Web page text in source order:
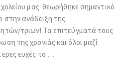
μας θεωρήθηκε σημαντικό
στην ανάδειξη της
τριων! Τα επιτεύγματά τους
της χρονιάς και όλοι μαζί
ευχές το …